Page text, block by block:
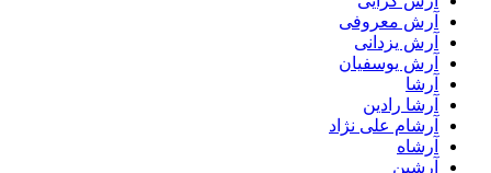
آرش معروفی
آرش یزدانی
آرش یوسفیان
آرشا
آرشا رادین
آرشام علی نژاد
آرشاه
آرشین